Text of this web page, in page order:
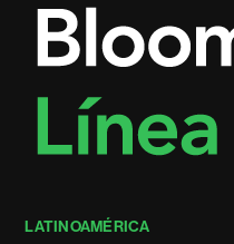
LATINOAMÉRICA